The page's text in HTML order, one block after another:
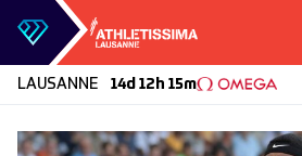
Skip to content
LAUSANNE 14d 12h 15m